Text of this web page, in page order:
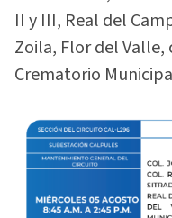
II y III, Real del
Zoila, Flor del Valle,
Crematorio